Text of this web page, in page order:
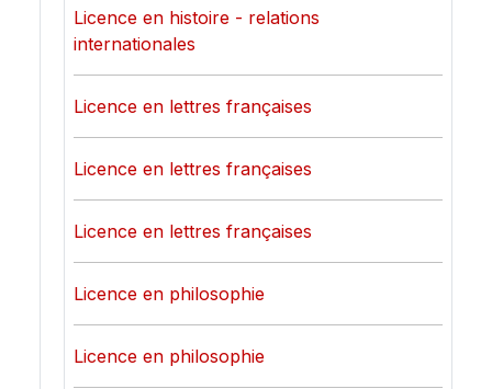
Licence en histoire - relations
internationales
Licence en lettres françaises
Licence en lettres françaises
Licence en lettres françaises
Licence en philosophie
Licence en philosophie